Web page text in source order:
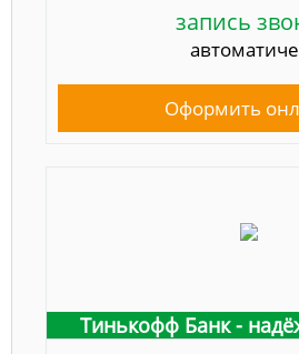
запись
Оформить
Тинькофф Банк -